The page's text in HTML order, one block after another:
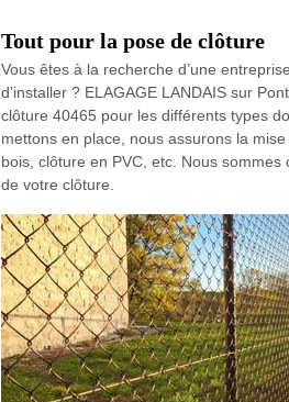
Tout pour la pose de clôture
Vous êtes à la recherche d’une
d’installer ? ELAGAGE LANDAIS sur
clôture 40465 pour les différents types
mettons en place, nous assurons la
bois, clôture en PVC, etc. Nous sommes
de votre clôture.